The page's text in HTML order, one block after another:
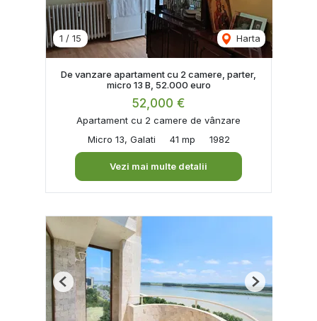
1 / 15 Harta
De vanzare apartament cu 2 camere, parter,
micro 13 B, 52.000 euro
52,000 €
Apartament cu 2 camere de vânzare
Micro 13, Galati
41 mp 1982
Vezi mai multe detalii
Previous Next